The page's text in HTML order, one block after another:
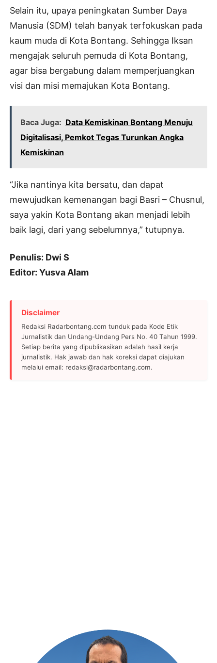
Selain itu, upaya peningkatan Sumber Daya
Manusia (SDM) telah banyak terfokuskan pada
kaum muda di Kota Bontang. Sehingga Iksan
mengajak seluruh pemuda di Kota Bontang,
agar bisa bergabung dalam memperjuangkan
visi dan misi memajukan Kota Bontang.
Baca Juga: Data Kemiskinan Bontang Menuju
Digitalisasi, Pemkot Tegas Turunkan Angka
Kemiskinan
“Jika nantinya kita bersatu, dan dapat
mewujudkan kemenangan bagi Basri – Chusnul,
saya yakin Kota Bontang akan menjadi lebih
baik lagi, dari yang sebelumnya,” tutupnya.
Penulis: Dwi S
Editor: Yusva Alam
Disclaimer
Redaksi Radarbontang.com tunduk pada Kode Etik
Jurnalistik dan Undang-Undang Pers No. 40 Tahun 1999.
Setiap berita yang dipublikasikan adalah hasil kerja
jurnalistik. Hak jawab dan hak koreksi dapat diajukan
melalui email: redaksi@radarbontang.com.